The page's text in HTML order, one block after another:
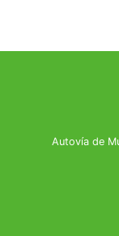
Autovía de